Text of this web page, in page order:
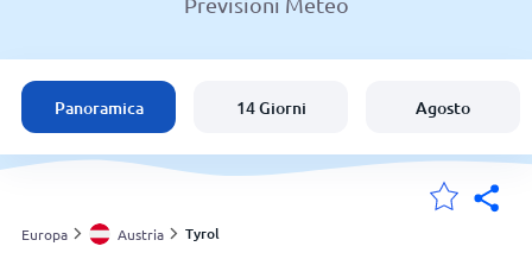
Austria
Italia
Svizzera
Panoramica 14 Giorni Agosto
Europa Austria Tyrol